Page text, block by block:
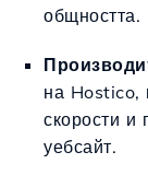
общността.
на Hostico,
скорости и
уебсайт.